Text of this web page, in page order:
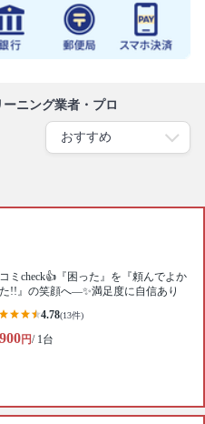
ニング業者・プロ
ミcheck👍『困った』を『頼んでよか
!!』の笑顔へ—✨満足度に自信あり
4.78(13件)
円/ 1台